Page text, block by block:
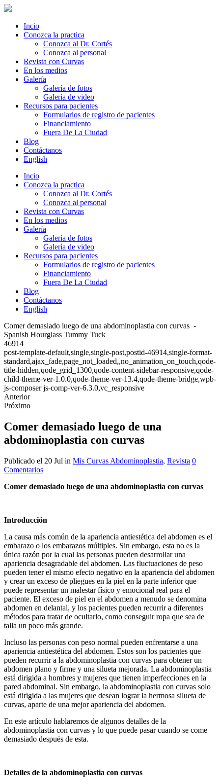
Incio
Conozca la practica
Conozca al Dr. Cortés
Conozca al personal
Revista con Curvas
En los medios
Galería
Galería de fotos
Galería de video
Recursos para pacientes
Formularios de registro de pacientes
Financiamiento
Fuera De La Ciudad
Blog
Contáctanos
English
Incio
Conozca la practica
Conozca al Dr. Cortés
Conozca al personal
Revista con Curvas
En los medios
Galería
Galería de fotos
Galería de video
Recursos para pacientes
Formularios de registro de pacientes
Financiamiento
Fuera De La Ciudad
Blog
Contáctanos
English
Comer demasiado luego de una abdominoplastia con curvas -
Spanish Hourglass Tummy Tuck
46914
post-template-default,single,single-post,postid-46914,single-format-
standard,ajax_fade,page_not_loaded,,no_animation_on_touch,qode-
title-hidden,qode_grid_1300,qode-content-sidebar-responsive,qode-
child-theme-ver-1.0.0,qode-theme-ver-13.4,qode-theme-bridge,wpb-
js-composer js-comp-ver-6.3.0,vc_responsive
Anterior
Próximo
Comer demasiado luego de una
abdominoplastia con curvas
Publicado el 20 Jul in Mis Curvas Abdominoplastia, Revista 0
Comentarios
Comer demasiado luego de una abdominoplastia con curvas
Introducción
La causa más común de la apariencia antiestética del abdomen es el
embarazo o los embarazos múltiples. Sin embargo, esta no es la
única razón por la cual las personas pueden desarrollar una
apariencia desagradable del abdomen. Las fluctuaciones de peso
pueden tener el mismo efecto negativo en la apariencia del abdomen
y crear un exceso de pliegues en la piel en la parte inferior que
puede representar un malestar físico y emocional real para el
paciente. El exceso de piel en el abdomen a menudo se denomina
abdomen en delantal, y los pacientes pueden recurrir a diferentes
métodos para tratar de ocultarlo, como conseguir ropa que sea de
talla un poco más grande.
Incluso las personas con peso normal pueden enfrentarse a una
apariencia antiestética del abdomen. Estos son los pacientes que
pueden recurrir a la abdominoplastia con curvas para obtener un
abdomen plano y firme y una silueta mejorada. La abdominoplastia
está dirigida a hombres y mujeres que tienen imperfecciones en la
pared abdominal. Sin embargo, la abdominoplastia con curvas solo
está dirigida a las mujeres que desean lograr la hermosa silueta de
curvas, aparte de una mejor apariencia del abdomen.
En este artículo hablaremos de algunos detalles de la
abdominoplastia con curvas y lo que puede pasar cuando se come
demasiado después de esta.
Detalles de la abdominoplastia con curvas